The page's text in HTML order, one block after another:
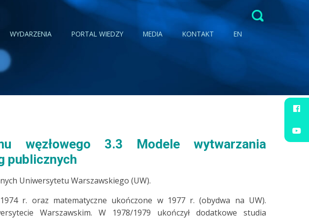
Szukaj:
WYDARZENIA PORTAL WIEDZY MEDIA KONTAKT EN
węzłowego 3.3 Modele wytwarzania
publicznych
Uniwersytetu Warszawskiego (UW).
r. oraz matematyczne ukończone w 1977 r. (obydwa na UW).
Warszawskim. W 1978/1979 ukończył dodatkowe studia